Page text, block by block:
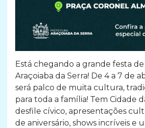
Está chegando a grande festa de
Araçoiaba da Serra! De 4 a 7 de
será palco de muita cultura,
para toda a família! Tem Cidade
desfile cívico, apresentações
de aniversário, shows incríveis e